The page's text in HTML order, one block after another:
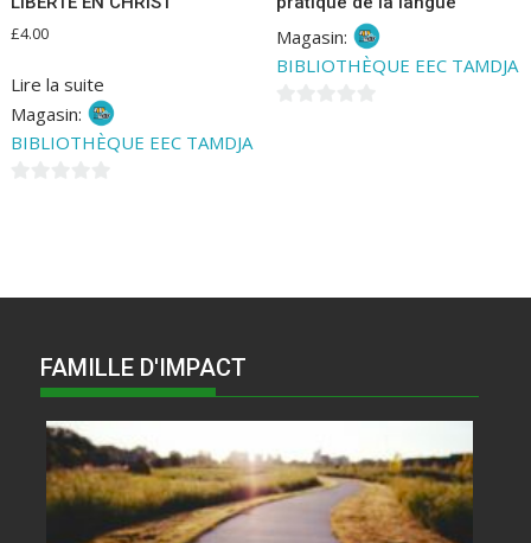
£4.00
Lire la suite
Magasin:
BIBLIOTHÈQUE EEC TAMDJA
Magasin:
BIBLIOTHÈQUE EEC TAMDJA
FAMILLE D'IMPACT